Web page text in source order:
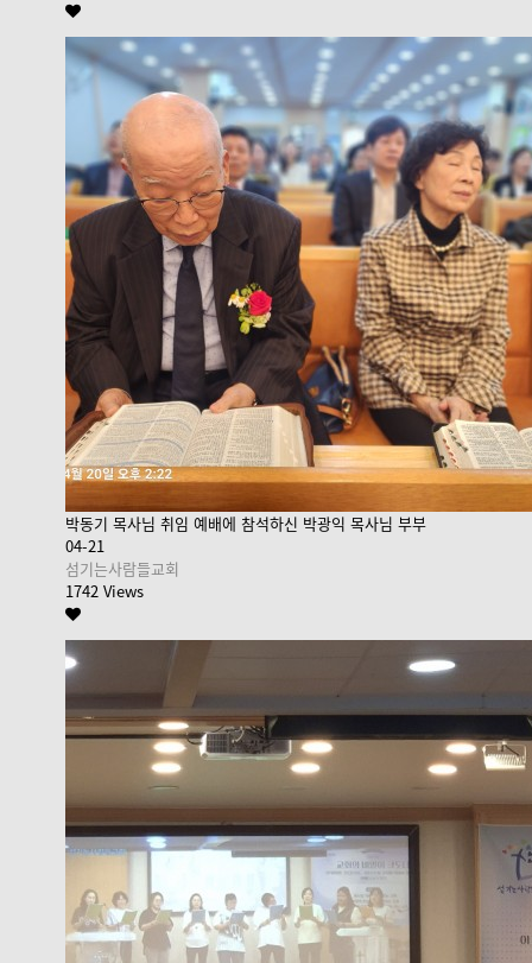
박동기 목사님 취임 예배에 참석하신 박광익 목사님 부부
04-21
섬기는사람들교회
1742 Views